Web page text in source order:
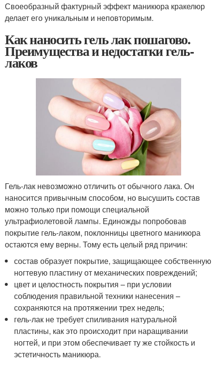
Своеобразный фактурный эффект маникюра кракелюр
делает его уникальным и неповторимым.
Как наносить гель лак пошагово.
Преимущества и недостатки гель-
лаков
Гель-лак невозможно отличить от обычного лака. Он
наносится привычным способом, но высушить состав
можно только при помощи специальной
ультрафиолетовой лампы. Единожды попробовав
покрытие гель-лаком, поклонницы цветного маникюра
остаются ему верны. Тому есть целый ряд причин:
состав образует покрытие, защищающее собственную
ногтевую пластину от механических повреждений;
цвет и целостность покрытия – при условии
соблюдения правильной техники нанесения –
сохраняются на протяжении трех недель;
гель-лак не требует спиливания натуральной
пластины, как это происходит при наращивании
ногтей, и при этом обеспечивает ту же стойкость и
эстетичность маникюра.